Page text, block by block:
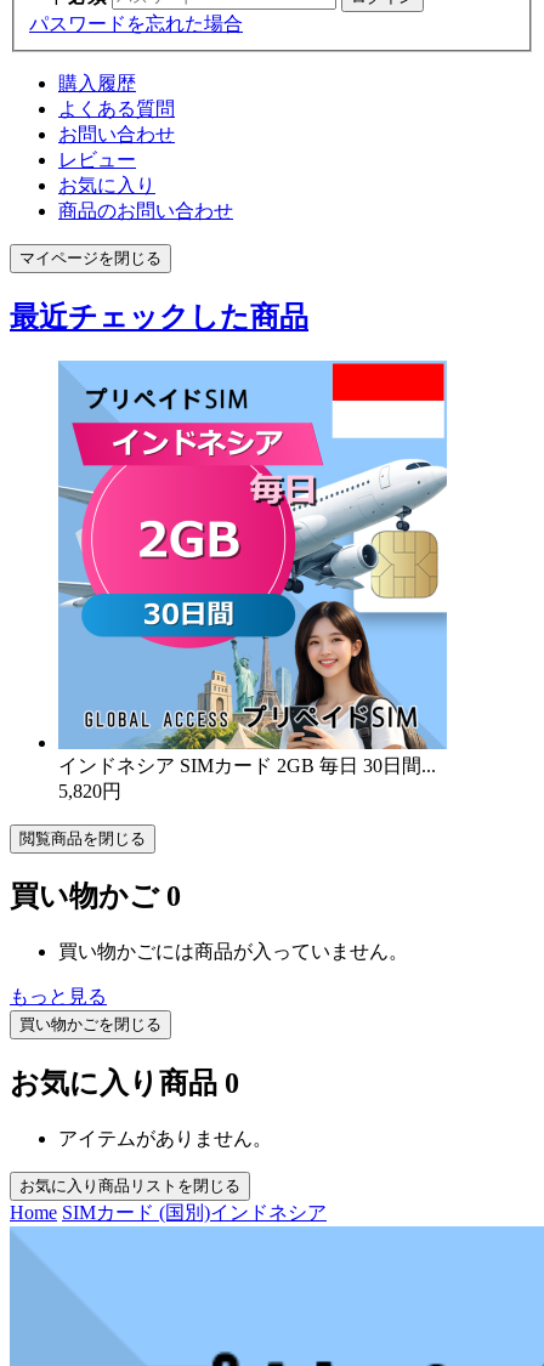
パスワードを忘れた場合
購入履歴
よくある質問
お問い合わせ
レビュー
お気に入り
商品のお問い合わせ
マイページを閉じる
最近チェックした商品
インドネシア SIMカード 2GB 毎日 30日間...
5,820円
閲覧商品を閉じる
買い物かご 0
買い物かごには商品が入っていません。
もっと見る
買い物かごを閉じる
お気に入り商品 0
アイテムがありません。
お気に入り商品リストを閉じる
Home SIMカード (国別)インドネシア